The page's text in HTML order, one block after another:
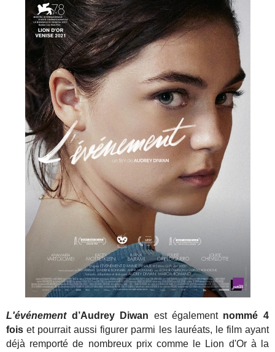
L'événement d’Audrey Diwan est également nommé 4
fois et pourrait aussi figurer parmi les lauréats, le film ayant
déjà remporté de nombreux prix comme le Lion d'Or à la